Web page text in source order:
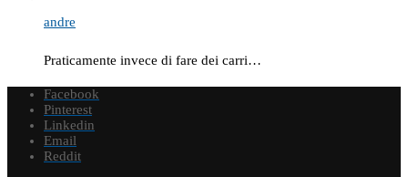
andre
Praticamente invece di fare dei carri…
Facebook
Pinterest
Linkedin
Email
Reddit